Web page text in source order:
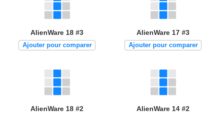
AlienWare 18 #3
Ajouter pour comparer
AlienWare 17 #3
Ajouter pour comparer
AlienWare 18 #2 AlienWare 14 #2